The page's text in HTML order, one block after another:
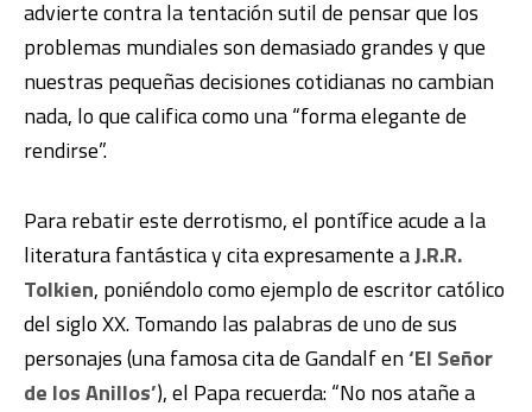
advierte contra la tentación sutil de pensar que los
problemas mundiales son demasiado grandes y que
nuestras pequeñas decisiones cotidianas no cambian
nada, lo que califica como una “forma elegante de
rendirse”.
Para rebatir este derrotismo, el pontífice acude a la
literatura fantástica y cita expresamente aJ.R.R.
Tolkien, poniéndolo como ejemplo de escritor católico
del siglo XX. Tomando las palabras de uno de sus
personajes (una famosa cita de Gandalf en‘El Señor
de los Anillos’), el Papa recuerda: “No nos atañe a